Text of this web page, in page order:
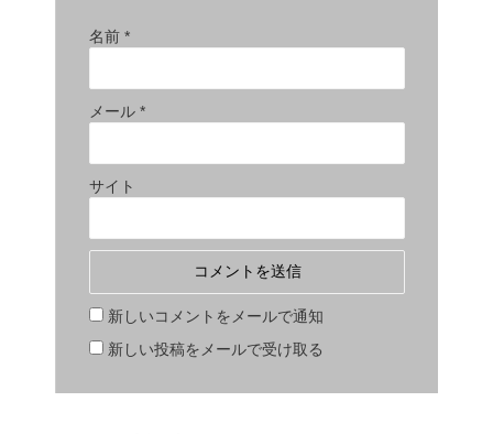
名前 *
メール *
サイト
新しいコメントをメールで通知
新しい投稿をメールで受け取る